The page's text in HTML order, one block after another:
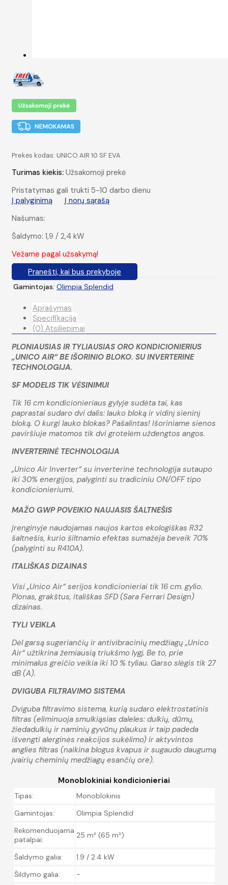
Prekės kodas: UNICO AIR 10 SF EVA
Turimas kiekis: Užsakomoji prekė
Pristatymas gali trukti 5-10 darbo dienu
Į palyginimą
Į norų sąrašą
Našumas:
Šaldymo: 1,9 / 2,4 kW
Vežame pagal užsakymą!
Pranešti, kai bus prekyboje
Gamintojas: Olimpia Splendid
Aprašymas
Specifikacija
(0) Atsiliepimai
PLONIAUSIAS IR TYLIAUSIAS ORO KONDICIONIERIUS
„UNICO AIR“ BE IŠORINIO BLOKO. SU INVERTERINE
TECHNOLOGIJA.
SF MODELIS TIK VĖSINIMUI
Tik 16 cm kondicionieriaus gylyje sudėta tai, kas
paprastai sudaro dvi dalis: lauko bloką ir vidinį sieninį
bloką. O kurgi lauko blokas? Pašalintas! Išoriniame sienos
paviršiuje matomos tik dvi grotelėm uždengtos angos.
INVERTERINĖ TECHNOLOGIJA
„Unico Air Inverter“ su inverterine technologija sutaupo
iki 30% energijos, palyginti su tradiciniu ON/OFF tipo
kondicionieriumi.
MAŽO GWP POVEIKIO NAUJASIS ŠALTNEŠIS
Įrenginyje naudojamas naujos kartos ekologiškas R32
šaltnešis, kurio šiltnamio efektas sumažėja beveik 70%
(palyginti su R410A).
ITALIŠKAS DIZAINAS
Visi „Unico Air“ serijos kondicionieriai tik 16 cm. gylio.
Plonas, grakštus, itališkas SFD (Sara Ferrari Design)
dizainas.
TYLI VEIKLA
Dėl garsą sugeriančių ir antivibracinių medžiagų „Unico
Air“ užtikrina žemiausią triukšmo lygį. Be to, prie
minimalus greičio veikia iki 10 % tyliau. Garso slėgis tik 27
dB (A).
DVIGUBA FILTRAVIMO SISTEMA
Dviguba filtravimo sistema, kurią sudaro elektrostatinis
filtras (eliminuoja smulkiąsias daleles: dulkių, dūmų,
žiedadulkių ir naminių gyvūnų plaukus ir taip padeda
išvengti alerginės reakcijos sukėlimo) ir aktyvintos
anglies filtras (naikina blogus kvapus ir sugaudo daugumą
įvairių cheminių medžiagų esančių ore).
Monoblokiniai kondicionieriai
Tipas:
Monoblokinis
Gamintojas:
Olimpia Splendid
Rekomenduojama
patalpai:
25 m² (65 m³)
Šaldymo galia:
1.9 / 2.4 kW
Šildymo galia:
-